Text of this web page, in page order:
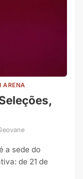
ARENA
a sede do
de 21 de